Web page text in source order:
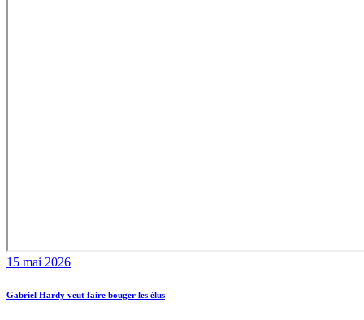
15 mai 2026
Gabriel Hardy veut faire bouger les élus